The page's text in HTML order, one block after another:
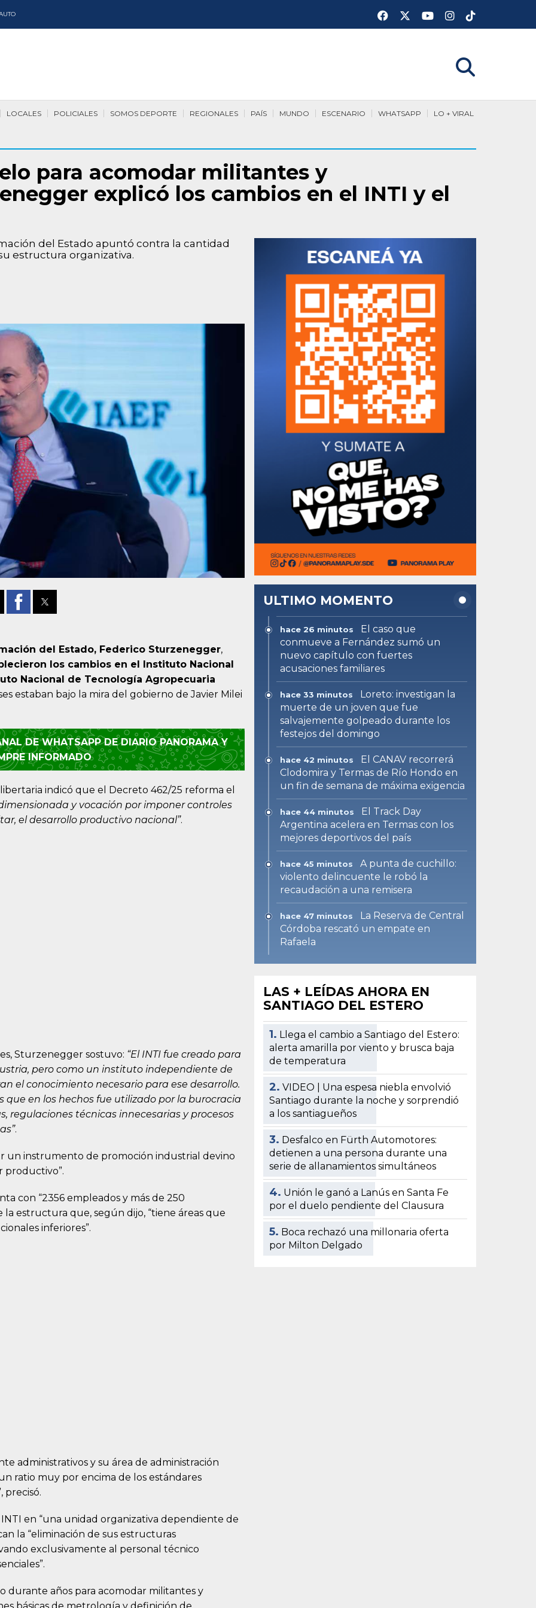
LO + VIRAL
WHATSAPP
ESCENARIO
MUNDO
PAÍS
REGIONALES
SOMOS DEPORTE
POLICIALES
LOCALES
para acomodar militantes y
explicó los cambios en el INTI y el
del Estado apuntó contra la cantidad
estructura organizativa.
del Estado, Federico Sturzenegger,
los cambios en el Instituto Nacional
Nacional de Tecnología Agropecuaria
estaban bajo la mira del gobierno de Javier Milei
DE WHATSAPP DE DIARIO PANORAMA Y
INFORMADO
indicó que el Decreto 462/25 reforma el
y vocación por imponer controles
el desarrollo productivo nacional”.
Sturzenegger sostuvo: “El INTI fue creado para
pero como un instituto independiente de
el conocimiento necesario para ese desarrollo.
que en los hechos fue utilizado por la burocracia
regulaciones técnicas innecesarias y procesos
.
un instrumento de promoción industrial devino
productivo”.
con “2356 empleados y más de 250
estructura que, según dijo, “tiene áreas que
inferiores”.
administrativos y su área de administración
ratio muy por encima de los estándares
precisó.
en “una unidad organizativa dependiente de
la “eliminación de sus estructuras
exclusivamente al personal técnico
durante años para acomodar militantes y
ULTIMO MOMENTO
hace 26 minutos
El caso que
conmueve a Fernández sumó un
nuevo capítulo con fuertes
acusaciones familiares
hace 33 minutos
Loreto: investigan la
muerte de un joven que fue
salvajemente golpeado durante los
festejos del domingo
hace 42 minutos
El CANAV recorrerá
Clodomira y Termas de Río Hondo en
un fin de semana de máxima exigencia
hace 44 minutos
El Track Day
Argentina acelera en Termas con los
mejores deportivos del país
hace 45 minutos
A punta de cuchillo:
violento delincuente le robó la
recaudación a una remisera
hace 47 minutos
La Reserva de Central
Córdoba rescató un empate en
Rafaela
LAS + LEÍDAS AHORA EN
SANTIAGO DEL ESTERO
1. Llega el cambio a Santiago del Estero:
alerta amarilla por viento y brusca baja
de temperatura
2. VIDEO | Una espesa niebla envolvió
Santiago durante la noche y sorprendió
a los santiagueños
3. Desfalco en Fürth Automotores:
detienen a una persona durante una
serie de allanamientos simultáneos
4. Unión le ganó a Lanús en Santa Fe
por el duelo pendiente del Clausura
5. Boca rechazó una millonaria oferta
por Milton Delgado